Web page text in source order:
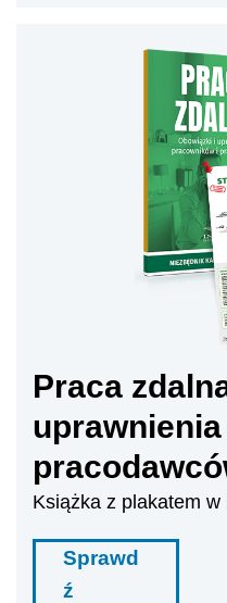
Praca
Książka z plakatem w
Sprawd
ź